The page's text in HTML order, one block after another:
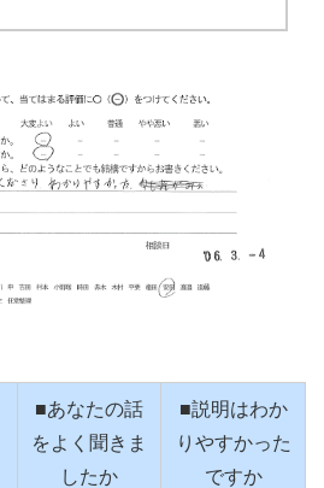
■あなたの話
をよく聞きま
したか
■説明はわか
りやすかった
ですか